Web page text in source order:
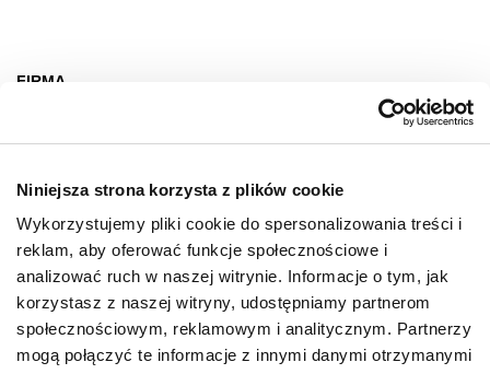
Niniejsza strona korzysta z plików cookie
Wykorzystujemy pliki cookie do spersonalizowania treści i
reklam, aby oferować funkcje społecznościowe i
analizować ruch w naszej witrynie. Informacje o tym, jak
korzystasz z naszej witryny, udostępniamy partnerom
społecznościowym, reklamowym i analitycznym. Partnerzy
mogą połączyć te informacje z innymi danymi otrzymanymi
FIRMA
Wynajem
Kontakt
Oferty pracy
Polityka prywatności